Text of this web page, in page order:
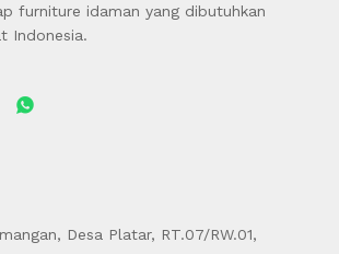
furniture idaman yang dibutuhkan
Indonesia.
Desa Platar, RT.07/RW.01,